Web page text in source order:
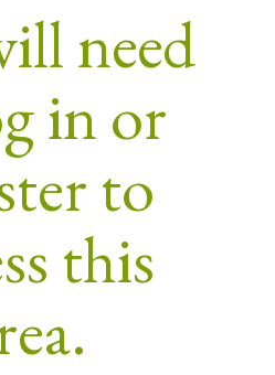
need
in or
to
this